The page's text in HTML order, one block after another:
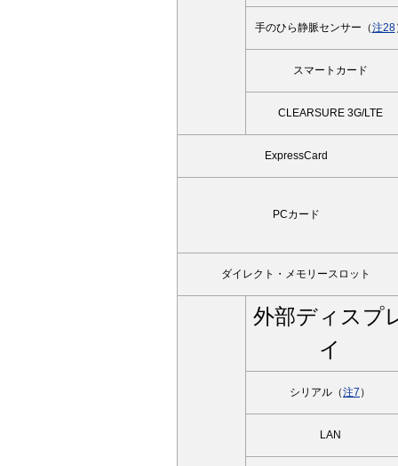
手のひら静脈センサー（注28
スマートカード
CLEARSURE 3G/LTE
ExpressCard
PCカード
ダイレクト・メモリースロット
外部ディスプ
イ
シリアル（注7 ）
LAN